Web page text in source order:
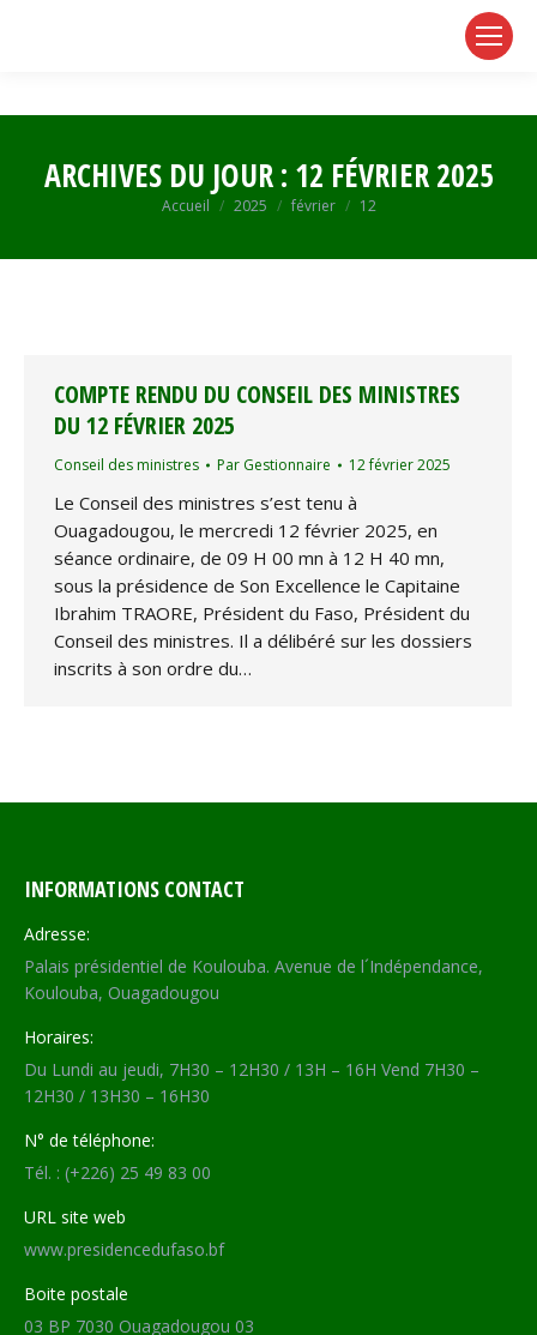
ARCHIVES DU JOUR : 12 FÉVRIER 2025
Vous êtes ici :
Accueil 2025 février 12
COMPTE RENDU DU CONSEIL DES MINISTRES
DU 12 FÉVRIER 2025
Conseil des ministres Par Gestionnaire 12 février 2025
Le Conseil des ministres s’est tenu à
Ouagadougou, le mercredi 12 février 2025, en
séance ordinaire, de 09 H 00 mn à 12 H 40 mn,
sous la présidence de Son Excellence le Capitaine
Ibrahim TRAORE, Président du Faso, Président du
Conseil des ministres. Il a délibéré sur les dossiers
inscrits à son ordre du…
INFORMATIONS CONTACT
Adresse:
Palais présidentiel de Koulouba. Avenue de l´Indépendance,
Koulouba, Ouagadougou
Horaires:
Du Lundi au jeudi, 7H30 – 12H30 / 13H – 16H Vend 7H30 –
12H30 / 13H30 – 16H30
N° de téléphone:
Tél. : (+226) 25 49 83 00
URL site web
www.presidencedufaso.bf
Boite postale
03 BP 7030 Ouagadougou 03